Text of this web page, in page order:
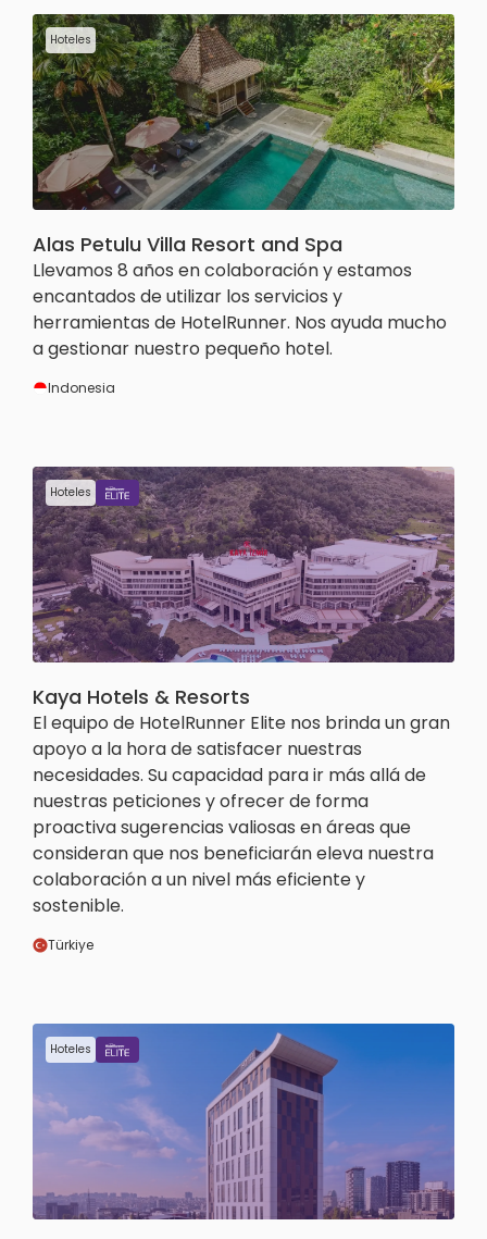
Hoteles
Alas Petulu Villa Resort and Spa
Llevamos 8 años en colaboración y estamos
encantados de utilizar los servicios y
herramientas de HotelRunner. Nos ayuda mucho
a gestionar nuestro pequeño hotel.
Indonesia
Hoteles
Kaya Hotels & Resorts
El equipo de HotelRunner Elite nos brinda un gran
apoyo a la hora de satisfacer nuestras
necesidades. Su capacidad para ir más allá de
nuestras peticiones y ofrecer de forma
proactiva sugerencias valiosas en áreas que
consideran que nos beneficiarán eleva nuestra
colaboración a un nivel más eficiente y
sostenible.
Türkiye
Hoteles